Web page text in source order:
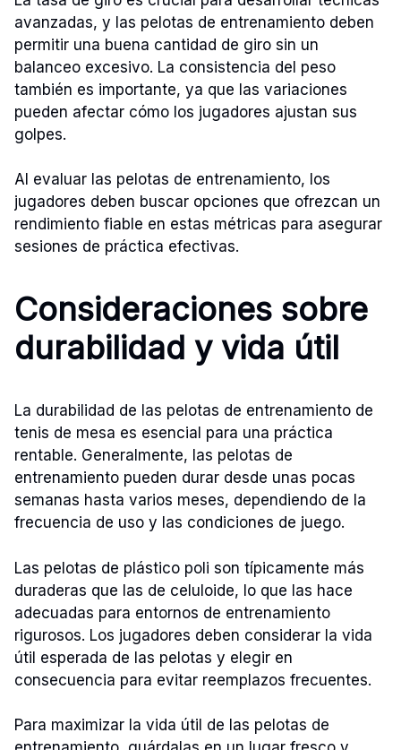
avanzadas, y las pelotas de entrenamiento deben
permitir una buena cantidad de giro sin un
balanceo excesivo. La consistencia del peso
también es importante, ya que las variaciones
pueden afectar cómo los jugadores ajustan sus
golpes.
Al evaluar las pelotas de entrenamiento, los
jugadores deben buscar opciones que ofrezcan un
rendimiento fiable en estas métricas para asegurar
sesiones de práctica efectivas.
Consideraciones sobre
durabilidad y vida útil
La durabilidad de las pelotas de entrenamiento de
tenis de mesa es esencial para una práctica
rentable. Generalmente, las pelotas de
entrenamiento pueden durar desde unas pocas
semanas hasta varios meses, dependiendo de la
frecuencia de uso y las condiciones de juego.
Las pelotas de plástico poli son típicamente más
duraderas que las de celuloide, lo que las hace
adecuadas para entornos de entrenamiento
rigurosos. Los jugadores deben considerar la vida
útil esperada de las pelotas y elegir en
consecuencia para evitar reemplazos frecuentes.
Para maximizar la vida útil de las pelotas de